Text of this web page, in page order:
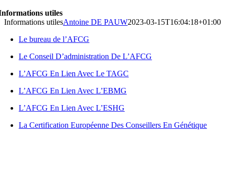
utiles
Informations utilesAntoine DE PAUW2023-03-15T16:04:18+01:00
Le bureau de l’AFCG
Le Conseil D’administration De L’AFCG
L’AFCG En Lien Avec Le TAGC
L’AFCG En Lien Avec L’EBMG
L’AFCG En Lien Avec L’ESHG
La Certification Européenne Des Conseillers En Génétique